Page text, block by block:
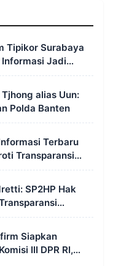
Tipikor Surabaya
Jadi
alias Uun:
Polda Banten
Terbaru
Transparansi
SP2HP Hak
Siapkan
III DPR RI,